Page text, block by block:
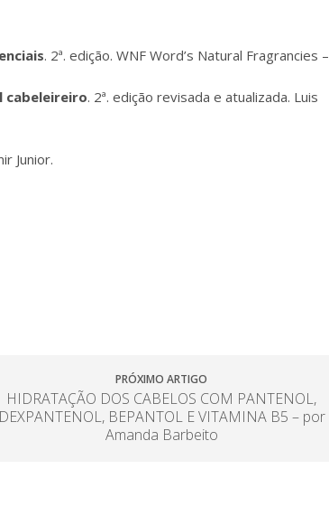
. 2ª. edição. WNF Word’s Natural Fragrancies –
cabeleireiro. 2ª. edição revisada e atualizada. Luis
Junior.
PRÓXIMO ARTIGO
HIDRATAÇÃO DOS CABELOS COM PANTENOL,
DEXPANTENOL, BEPANTOL E VITAMINA B5 – por
Amanda Barbeito